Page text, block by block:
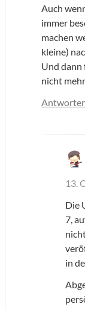
Auch
immer
machen
kleine)
Und
nicht
13.
Die
7,
in